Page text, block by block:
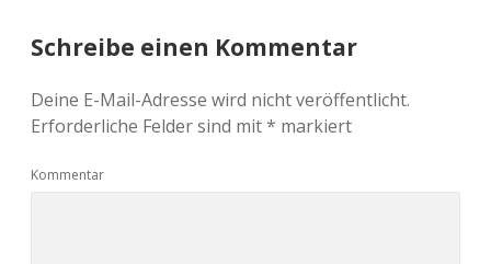
Schreibe einen Kommentar
Deine E-Mail-Adresse wird nicht veröffentlicht.
Erforderliche Felder sind mit* markiert
Kommentar